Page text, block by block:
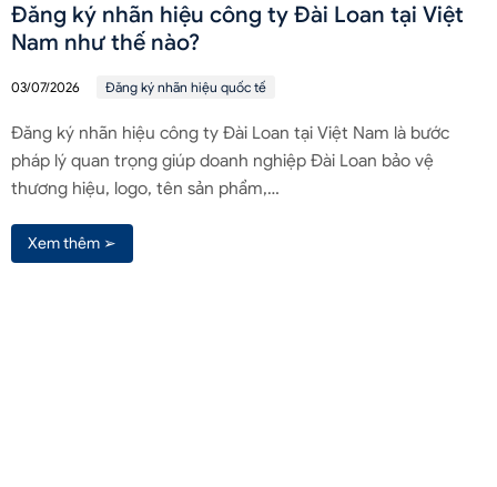
Đăng ký nhãn hiệu công ty Đài Loan tại Việt
Nam như thế nào?
03/07/2026 Đăng ký nhãn hiệu quốc tế
Đăng ký nhãn hiệu công ty Đài Loan tại Việt Nam là bước
pháp lý quan trọng giúp doanh nghiệp Đài Loan bảo vệ
thương hiệu, logo, tên sản phẩm,…
Xem thêm ➢